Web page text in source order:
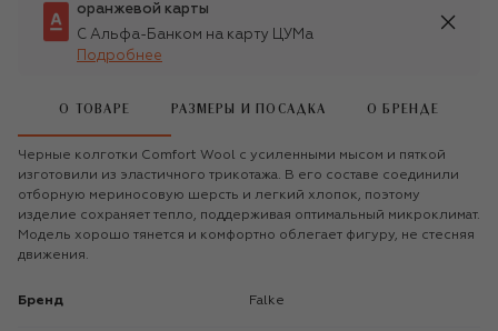
оранжевой карты
С Альфа-Банком на карту ЦУМа
Подробнее
О ТОВАРЕ РАЗМЕРЫ И ПОСАДКА О БРЕНДЕ
Черные колготки Comfort Wool с усиленными мысом и пяткой
изготовили из эластичного трикотажа. В его составе соединили
отборную мериносовую шерсть и легкий хлопок, поэтому
изделие сохраняет тепло, поддерживая оптимальный микроклимат.
Модель хорошо тянется и комфортно облегает фигуру, не стесняя
движения.
Бренд Falke